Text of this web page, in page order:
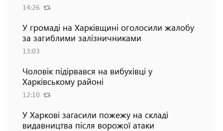
14:26
У громаді на Харківщині оголосили жалобу
за загиблими залізничниками
13:03
Чоловік підірвався на вибухівці у
Харківському районі
12:10
У Харкові загасили пожежу на складі
видавництва після ворожої атаки